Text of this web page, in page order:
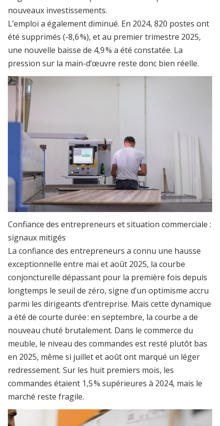
nouveaux investissements.
L’emploi a également diminué. En 2024, 820 postes ont
été supprimés (-8,6 %), et au premier trimestre 2025,
une nouvelle baisse de 4,9 % a été constatée. La
pression sur la main-d’œuvre reste donc bien réelle.
Confiance des entrepreneurs et situation commerciale :
signaux mitigés
La confiance des entrepreneurs a connu une hausse
exceptionnelle entre mai et août 2025, la courbe
conjoncturelle dépassant pour la première fois depuis
longtemps le seuil de zéro, signe d’un optimisme accru
parmi les dirigeants d’entreprise. Mais cette dynamique
a été de courte durée : en septembre, la courbe a de
nouveau chuté brutalement. Dans le commerce du
meuble, le niveau des commandes est resté plutôt bas
en 2025, même si juillet et août ont marqué un léger
redressement. Sur les huit premiers mois, les
commandes étaient 1,5 % supérieures à 2024, mais le
marché reste fragile.